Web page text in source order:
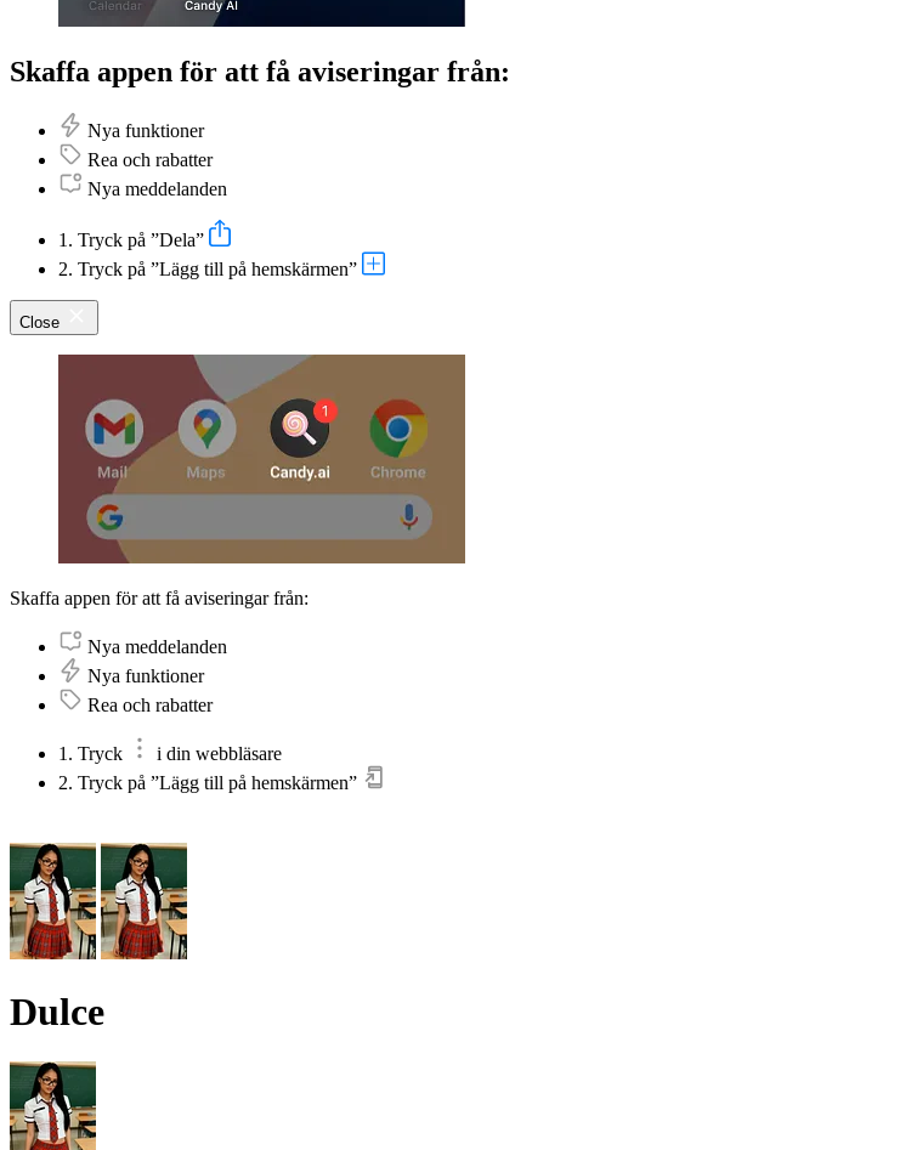
Skaffa appen för att få aviseringar från:
Nya funktioner
Rea och rabatter
Nya meddelanden
1. Tryck på ”Dela”
2. Tryck på ”Lägg till på hemskärmen”
Close
Skaffa appen för att få aviseringar från:
Nya meddelanden
Nya funktioner
Rea och rabatter
1. Tryck
i din webbläsare
2. Tryck på ”Lägg till på hemskärmen”
Dulce